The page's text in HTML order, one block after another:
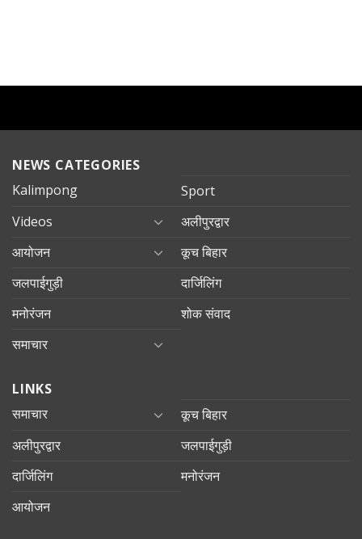
NEWS CATEGORIES
Kalimpong
Sport
Videos
अलीपुरद्वार
आयोजन
कूच बिहार
जलपाईगुड़ी
दार्जिलिंग
मनोरंजन
शोक संवाद
समाचार
LINKS
समाचार
कूच बिहार
अलीपुरद्वार
जलपाईगुड़ी
दार्जिलिंग
मनोरंजन
आयोजन